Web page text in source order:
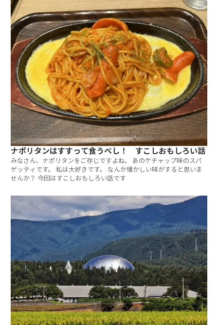
ナポリタンはすすって食うべし！ すこしおもしろい話
みなさん、ナポリタンをご存じですよね。 あのケチャップ味のスパ
ゲッティです。 私は大好きです。 なんか懐かしい味がすると思いま
せんか？ 今回はすこしおもしろい話です